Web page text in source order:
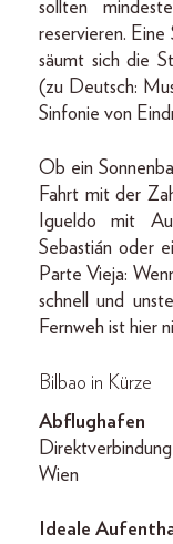
sollten
reservieren.
säumt sich die
(zu Deutsch:
Sinfonie von
Ob ein
Fahrt mit der
Igueldo mit
Sebastián oder
Parte Vieja:
schnell und
Fernweh ist hier
Bilbao in Kürze
Abflughafen
Wien
Ideale